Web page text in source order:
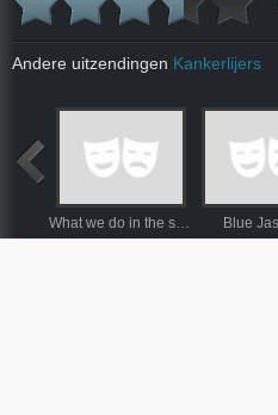
Andere uitzendingen Kankerlijers
What we do in the shadows Blue